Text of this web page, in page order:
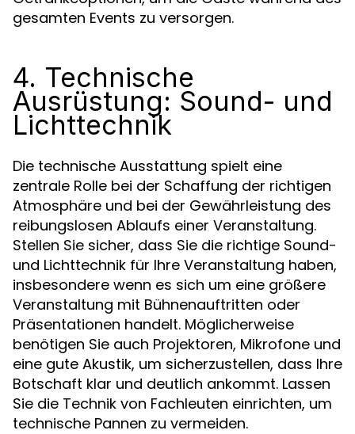
gesamten Events zu versorgen.
4. Technische
Ausrüstung: Sound- und
Lichttechnik
Die technische Ausstattung spielt eine
zentrale Rolle bei der Schaffung der richtigen
Atmosphäre und bei der Gewährleistung des
reibungslosen Ablaufs einer Veranstaltung.
Stellen Sie sicher, dass Sie die richtige Sound-
und Lichttechnik für Ihre Veranstaltung haben,
insbesondere wenn es sich um eine größere
Veranstaltung mit Bühnenauftritten oder
Präsentationen handelt. Möglicherweise
benötigen Sie auch Projektoren, Mikrofone und
eine gute Akustik, um sicherzustellen, dass Ihre
Botschaft klar und deutlich ankommt. Lassen
Sie die Technik von Fachleuten einrichten, um
technische Pannen zu vermeiden.